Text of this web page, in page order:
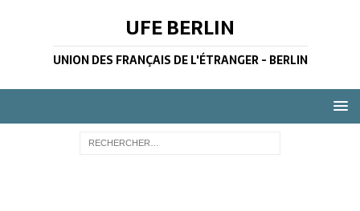
UFE BERLIN
UNION DES FRANÇAIS DE L'ÉTRANGER - BERLIN